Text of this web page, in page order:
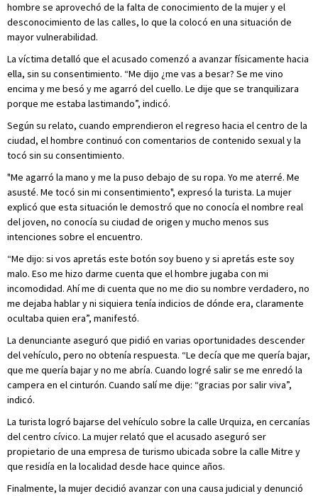
hombre se aprovechó de la falta de conocimiento de la mujer y el
desconocimiento de las calles, lo que la colocó en una situación de
mayor vulnerabilidad.
La víctima detalló que el acusado comenzó a avanzar físicamente hacia
ella, sin su consentimiento. “Me dijo ¿me vas a besar? Se me vino
encima y me besó y me agarró del cuello. Le dije que se tranquilizara
porque me estaba lastimando”, indicó.
Según su relato, cuando emprendieron el regreso hacia el centro de la
ciudad, el hombre continuó con comentarios de contenido sexual y la
tocó sin su consentimiento.
"Me agarró la mano y me la puso debajo de su ropa. Yo me aterré. Me
asusté. Me tocó sin mi consentimiento", expresó la turista. La mujer
explicó que esta situación le demostró que no conocía el nombre real
del joven, no conocía su ciudad de origen y mucho menos sus
intenciones sobre el encuentro.
“Me dijo: si vos apretás este botón soy bueno y si apretás este soy
malo. Eso me hizo darme cuenta que el hombre jugaba con mi
incomodidad. Ahí me di cuenta que no me dio su nombre verdadero, no
me dejaba hablar y ni siquiera tenía indicios de dónde era, claramente
ocultaba quien era”, manifestó.
La denunciante aseguró que pidió en varias oportunidades descender
del vehículo, pero no obtenía respuesta. “Le decía que me quería bajar,
que me quería bajar y no me abría. Cuando logré salir se me enredó la
campera en el cinturón. Cuando salí me dije: “gracias por salir viva”,
indicó.
La turista logró bajarse del vehículo sobre la calle Urquiza, en cercanías
del centro cívico. La mujer relató que el acusado aseguró ser
propietario de una empresa de turismo ubicada sobre la calle Mitre y
que residía en la localidad desde hace quince años.
Finalmente, la mujer decidió avanzar con una causa judicial y denunció